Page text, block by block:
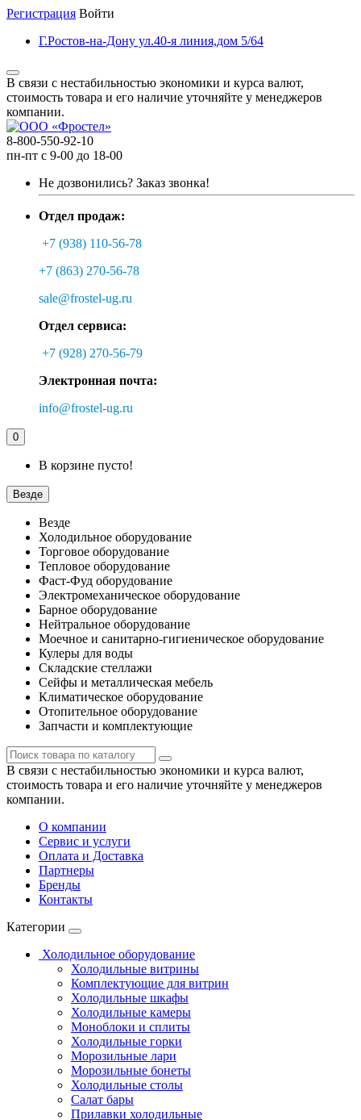
Регистрация Войти
Г.Ростов-на-Дону ул.40-я линия,дом 5/64
В связи с нестабильностью экономики и курса валют,
стоимость товара и его наличие уточняйте у менеджеров
компании.
8-800-550-92-10
пн-пт с 9-00 до 18-00
Не дозвонились? Заказ звонка!
Отдел продаж:
+7 (938) 110-56-78
+7 (863) 270-56-78
sale@frostel-ug.ru
Отдел сервиса:
+7 (928) 270-56-79
Электронная почта:
info@frostel-ug.ru
0
В корзине пусто!
Везде
Везде
Холодильное оборудование
Торговое оборудование
Тепловое оборудование
Фаст-Фуд оборудование
Электромеханическое оборудование
Барное оборудование
Нейтральное оборудование
Моечное и санитарно-гигиеническое оборудование
Кулеры для воды
Складские стеллажи
Сейфы и металлическая мебель
Климатическое оборудование
Отопительное оборудование
Запчасти и комплектующие
В связи с нестабильностью экономики и курса валют,
стоимость товара и его наличие уточняйте у менеджеров
компании.
О компании
Сервис и услуги
Оплата и Доставка
Партнеры
Бренды
Контакты
Категории
Холодильное оборудование
Холодильные витрины
Комплектующие для витрин
Холодильные шкафы
Холодильные камеры
Моноблоки и сплиты
Холодильные горки
Морозильные лари
Морозильные бонеты
Холодильные столы
Салат бары
Прилавки холодильные